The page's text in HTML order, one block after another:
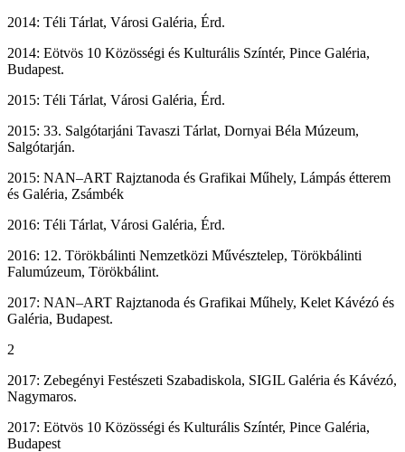
2014: Téli Tárlat, Városi Galéria, Érd.
2014: Eötvös 10 Közösségi és Kulturális Színtér, Pince Galéria,
Budapest.
2015: Téli Tárlat, Városi Galéria, Érd.
2015: 33. Salgótarjáni Tavaszi Tárlat, Dornyai Béla Múzeum,
Salgótarján.
2015: NAN–ART Rajztanoda és Grafikai Műhely, Lámpás étterem
és Galéria, Zsámbék
2016: Téli Tárlat, Városi Galéria, Érd.
2016: 12. Törökbálinti Nemzetközi Művésztelep, Törökbálinti
Falumúzeum, Törökbálint.
2017: NAN–ART Rajztanoda és Grafikai Műhely, Kelet Kávézó és
Galéria, Budapest.
2
2017: Zebegényi Festészeti Szabadiskola, SIGIL Galéria és Kávézó,
Nagymaros.
2017: Eötvös 10 Közösségi és Kulturális Színtér, Pince Galéria,
Budapest